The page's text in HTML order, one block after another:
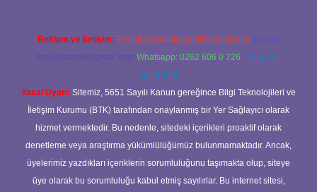
Reklam ve İletişim: E-mail: backlinkpaneli@gmail.com Teams:
forumhizmeti@gmail.com Whatsapp: 0262 606 0 726 Telegram:
@karabul
Yasal Uyarı: Sitemiz, 5651 Sayılı Kanun gereğince Bilgi Teknolojileri ve
İletişim Kurumu (BTK) tarafından onaylanmış bir Yer Sağlayıcı olarak
hizmet vermektedir. Bu nedenle, sitedeki içerikleri proaktif olarak
denetleme veya araştırma yükümlülüğümüz bulunmamaktadır. Ancak,
üyelerimiz yazdıkları içeriklerin sorumluluğunu taşımakta olup, siteye
üye olarak bu sorumluluğu kabul etmiş sayılırlar. Bu internet sitesi,